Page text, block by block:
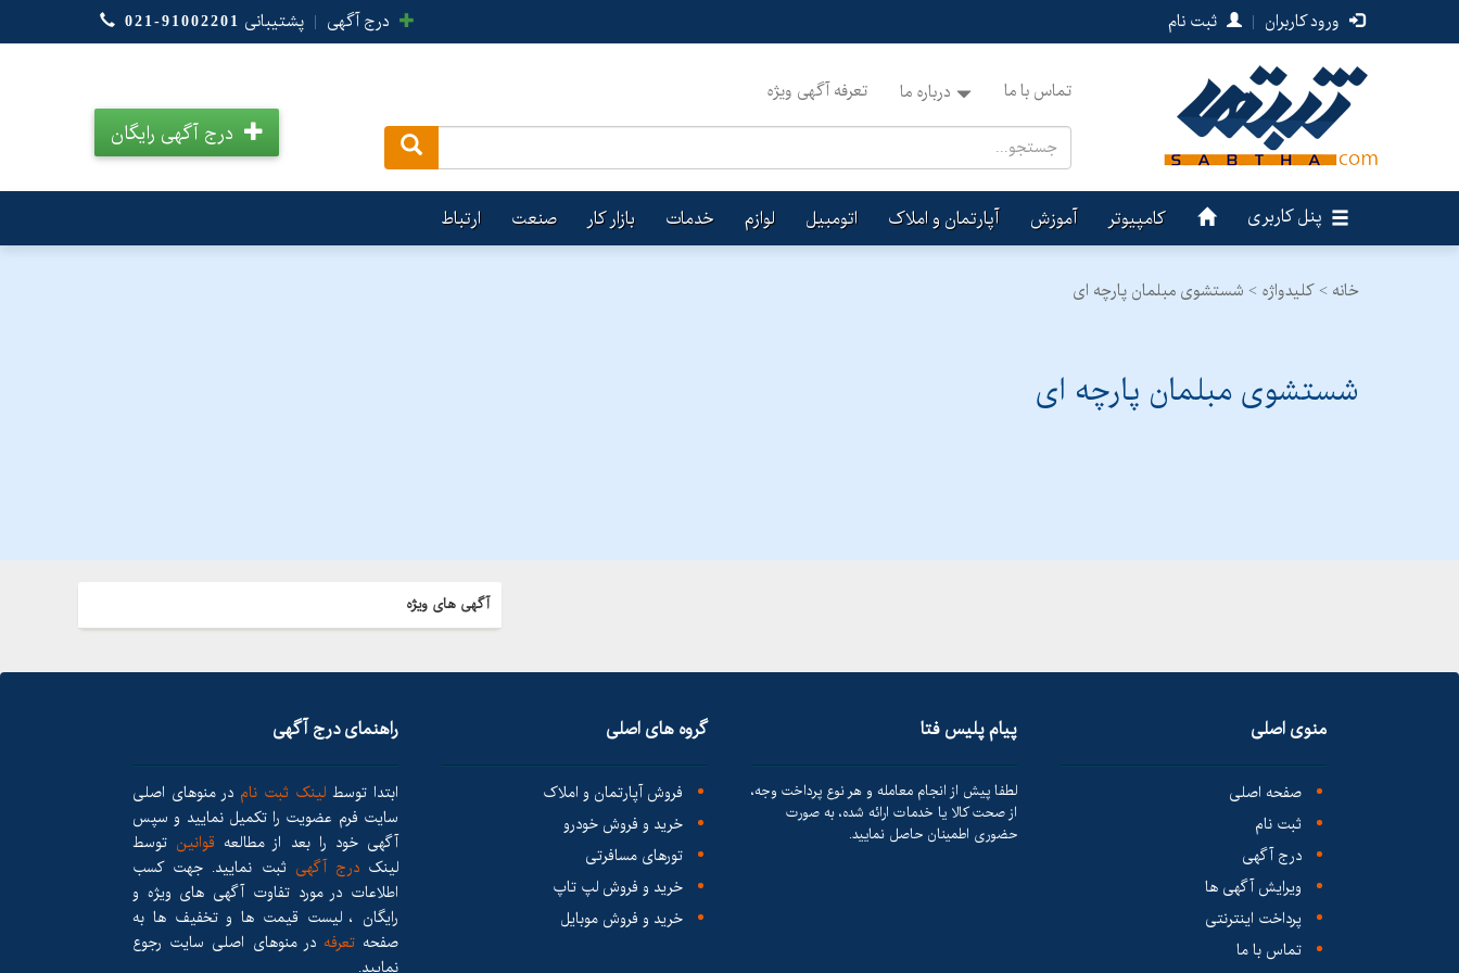
ورود کاربران | ثبت نام درج آگهی | پشتیبانی 021-91002201
تماس با ما درباره ما تعرفه آگهی ویژه
درج آگهی رایگان
پنل کاربری کامپیوتر آموزش آپارتمان و املاک اتومبیل لوازم خدمات بازار کار صنعت ارتباط
خانه > کلیدواژه > شستشوی مبلمان پارچه ای
شستشوی مبلمان پارچه ای
آگهی های ویژه
منوی اصلی
صفحه اصلی
ثبت نام
درج آگهی
ویرایش آگهی ها
پرداخت اینترنتی
تماس با ما
پیام پلیس فتا
لطفا پیش از انجام معامله و هر نوع پرداخت وجه،
از صحت کالا یا خدمات ارائه شده، به صورت
حضوری اطمینان حاصل نمایید.
گروه های اصلی
فروش آپارتمان و املاک
خرید و فروش خودرو
تورهای مسافرتی
خرید و فروش لپ تاپ
خرید و فروش موبایل
راهنمای درج آگهی
ابتدا توسط لینک ثبت نام در منوهای اصلی
سایت فرم عضویت را تکمیل نمایید و سپس
آگهی خود را بعد از مطالعه قوانین توسط
لینکدرج آگهی ثبت نمایید. جهت کسب
اطلاعات در مورد تفاوت آگهی های ویژه و
رایگان ، لیست قیمت ها و تخفیف ها به
صفحه تعرفهدر منوهای اصلی سایت رجوع
نمایید.